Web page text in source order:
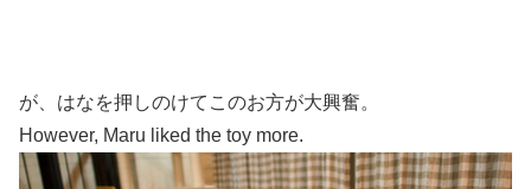
が、はなを押しのけてこのお方が大興奮。
However, Maru liked the toy more.